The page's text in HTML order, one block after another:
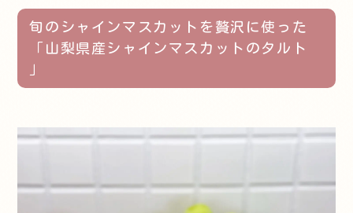
旬のシャインマスカットを贅沢に使った
「山梨県産シャインマスカットのタルト
」